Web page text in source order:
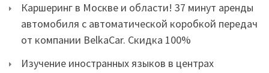
Каршеринг в Москве и области! 37 минут аренды
автомобиля с автоматической коробкой передач
от компании BelkaCar. Скидка 100%
Изучение иностранных языков в центрах